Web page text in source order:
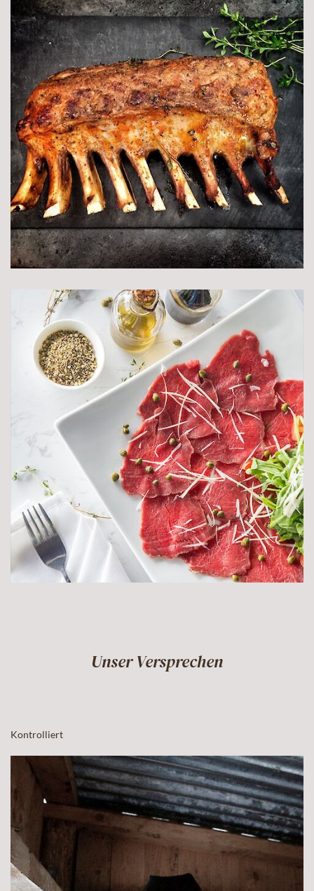
Unser Versprechen
Kontrolliert